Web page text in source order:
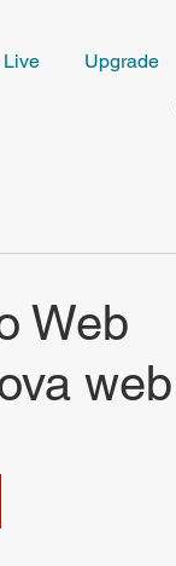
Upgrade
Web
web